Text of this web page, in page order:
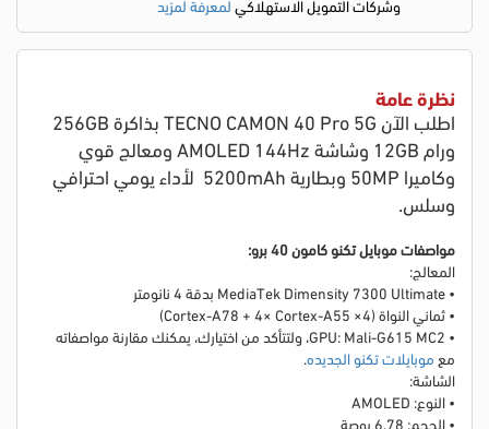
وشركات التمويل الاستهلاكيلمعرفة لمزيد
نظرة عامة
اطلب الآن TECNO CAMON 40 Pro 5G بذاكرة 256GB
ورام 12GB وشاشة AMOLED 144Hz ومعالج قوي
وكاميرا 50MP وبطارية 5200mAh لأداء يومي احترافي
وسلس.
مواصفات موبايل تكنو كامون 40 برو:
المعالج:
• MediaTek Dimensity 7300 Ultimate بدقة 4 نانومتر
• ثماني النواة (4× Cortex-A78 + 4× Cortex-A55)
• GPU: Mali-G615 MC2
، ولتتأكد من اختيارك، يمكنك مقارنة مواصفاته
مع موبايلات تكنو الجديده.
الشاشة:
• النوع: AMOLED
• الحجم: 6.78 بوصة